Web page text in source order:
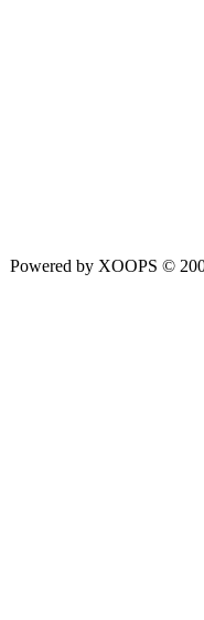
Powered by XOOPS ©